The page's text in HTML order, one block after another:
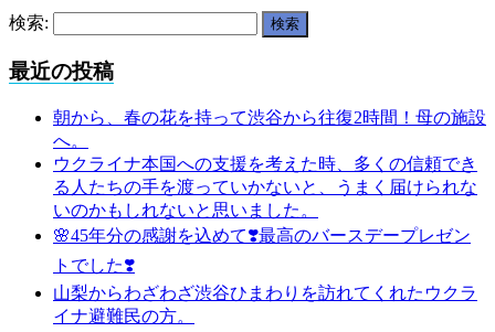
検索:
最近の投稿
朝から、春の花を持って渋谷から往復2時間！母の施設
へ。
ウクライナ本国への支援を考えた時、多くの信頼でき
る人たちの手を渡っていかないと、うまく届けられな
いのかもしれないと思いました。
🌸45年分の感謝を込めて❣️最高のバースデープレゼン
トでした❣️
山梨からわざわざ渋谷ひまわりを訪れてくれたウクラ
イナ避難民の方。